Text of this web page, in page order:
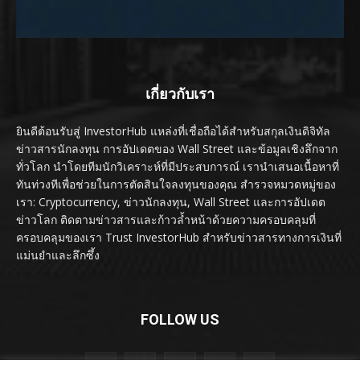
เกี่ยวกับเรา
ยินดีต้อนรับสู่ InvestorHub แหล่งที่เชื่อถือได้สำหรับสกุลเงินดิจิทัล
ข่าวสารนักลงทุน การอัปเดตของ Wall Street และข้อมูลเชิงลึกจาก
ทั่วโลก นำโดยทีมนักวิเคราะห์ที่มีประสบการณ์ เรานำเสนอเนื้อหาที่
ทันท่วงทีเพื่อช่วยในการตัดสินใจลงทุนของคุณ สำรวจหมวดหมู่ของ
เรา: Cryptocurrency, ข่าวนักลงทุน, Wall Street และการอัปเดต
ข่าวโลก ติดตามข่าวสารและก้าวล้ำหน้าด้วยความครอบคลุมที่
ครอบคลุมของเรา Trust InvestorHub สำหรับข่าวสารทางการเงินที่
แม่นยำและลึกซึ้ง
FOLLOW US